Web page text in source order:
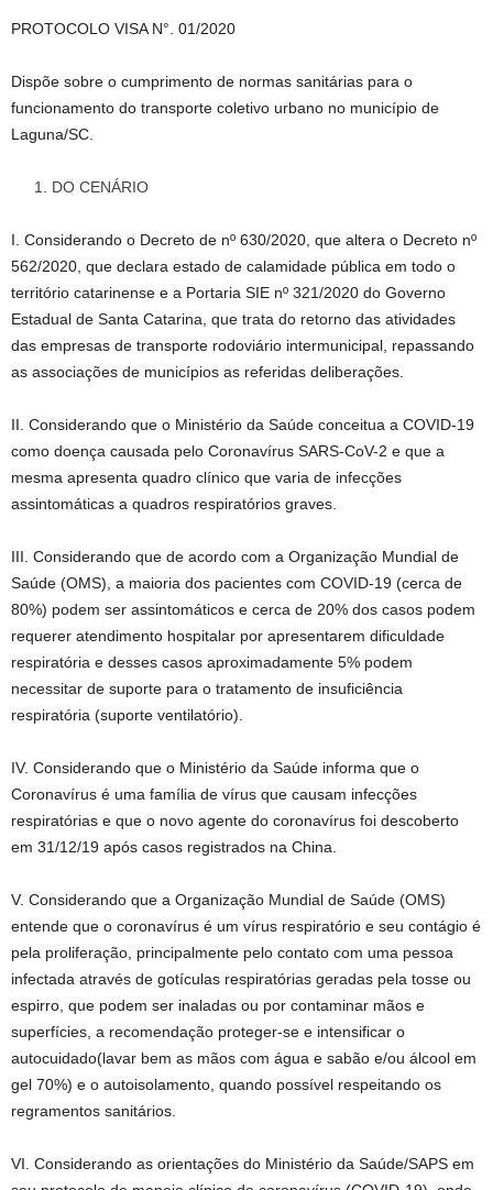
PROTOCOLO VISA N°. 01/2020
Dispõe sobre o cumprimento de normas sanitárias para o
funcionamento do transporte coletivo urbano no município de
Laguna/SC.
DO CENÁRIO
I. Considerando o Decreto de nº 630/2020, que altera o Decreto nº
562/2020, que declara estado de calamidade pública em todo o
território catarinense e a Portaria SIE nº 321/2020 do Governo
Estadual de Santa Catarina, que trata do retorno das atividades
das empresas de transporte rodoviário intermunicipal, repassando
as associações de municípios as referidas deliberações.
II. Considerando que o Ministério da Saúde conceitua a COVID-19
como doença causada pelo Coronavírus SARS-CoV-2 e que a
mesma apresenta quadro clínico que varia de infecções
assintomáticas a quadros respiratórios graves.
III. Considerando que de acordo com a Organização Mundial de
Saúde (OMS), a maioria dos pacientes com COVID-19 (cerca de
80%) podem ser assintomáticos e cerca de 20% dos casos podem
requerer atendimento hospitalar por apresentarem dificuldade
respiratória e desses casos aproximadamente 5% podem
necessitar de suporte para o tratamento de insuficiência
respiratória (suporte ventilatório).
IV. Considerando que o Ministério da Saúde informa que o
Coronavírus é uma família de vírus que causam infecções
respiratórias e que o novo agente do coronavírus foi descoberto
em 31/12/19 após casos registrados na China.
V. Considerando que a Organização Mundial de Saúde (OMS)
entende que o coronavírus é um vírus respiratório e seu contágio é
pela proliferação, principalmente pelo contato com uma pessoa
infectada através de gotículas respiratórias geradas pela tosse ou
espirro, que podem ser inaladas ou por contaminar mãos e
superfícies, a recomendação proteger-se e intensificar o
autocuidado(lavar bem as mãos com água e sabão e/ou álcool em
gel 70%) e o autoisolamento, quando possível respeitando os
regramentos sanitários.
VI. Considerando as orientações do Ministério da Saúde/SAPS em